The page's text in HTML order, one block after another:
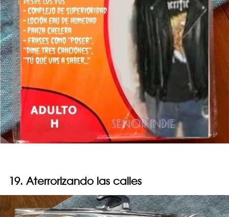
19. Aterrorizando las calles